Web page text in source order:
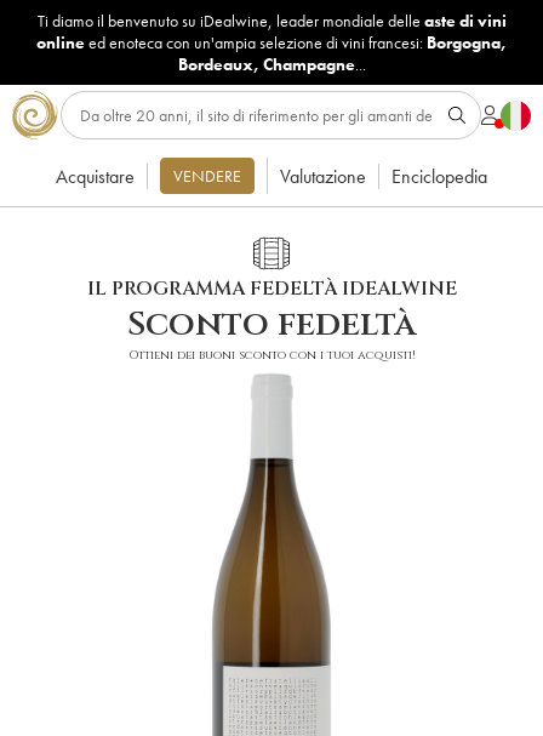
Ti diamo il benvenuto su iDealwine, leader mondiale delle aste di vini
onlineed enoteca con un'ampia selezione di vini francesi: Borgogna,
Bordeaux, Champagne...
Acquistare VENDERE Valutazione Enciclopedia
IL PROGRAMMA FEDELTÀ IDEALWINE
Sconto fedeltà
Ottieni dei buoni sconto con i tuoi acquisti!